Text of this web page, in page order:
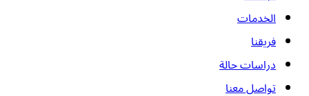
الخدمات
فريقنا
دراسات حالة
تواصل معنا